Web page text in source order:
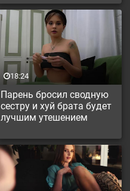
Парень бросил сводную
сестру и хуй брата будет
лучшим утешением
18:24